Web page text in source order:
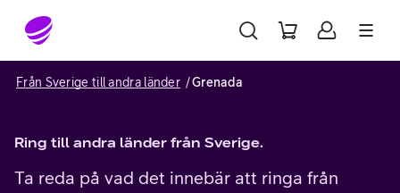
Gå till sidans innehåll
Från Sverige till andra länder Grenada
Ring till andra länder från Sverige.
Ta reda på vad det innebär att ringa från